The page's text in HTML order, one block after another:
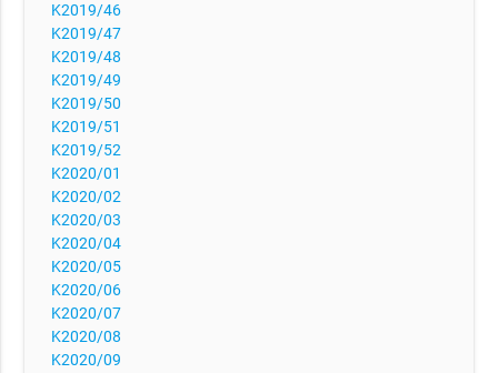
K2019/46
K2019/47
K2019/48
K2019/49
K2019/50
K2019/51
K2019/52
K2020/01
K2020/02
K2020/03
K2020/04
K2020/05
K2020/06
K2020/07
K2020/08
K2020/09